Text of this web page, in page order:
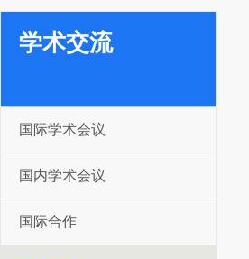
学术交流
国际学术会议
国内学术会议
国际合作